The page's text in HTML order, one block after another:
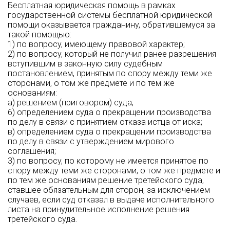
Бесплатная юридическая помощь в рамках
государственной системы бесплатной юридической
помощи оказывается гражданину, обратившемуся за
такой помощью:
1) по вопросу, имеющему правовой характер;
2) по вопросу, который не получил ранее разрешения
вступившим в законную силу судебным
постановлением, принятым по спору между теми же
сторонами, о том же предмете и по тем же
основаниям:
а) решением (приговором) суда;
6) определением суда о прекращении производства
по делу в связи с принятием отказа истца от иска;
в) определением суда о прекращении производства
по делу в связи с утверждением мирового
соглашения;
3) по вопросу, по которому не имеется принятое по
спору между теми же сторонами, о том же предмете и
по тем же основаниям решение третейского суда,
ставшее обязательным для сторон, за исключением
случаев, если суд отказал в выдаче исполнительного
листа на принудительное исполнение решения
третейского суда.